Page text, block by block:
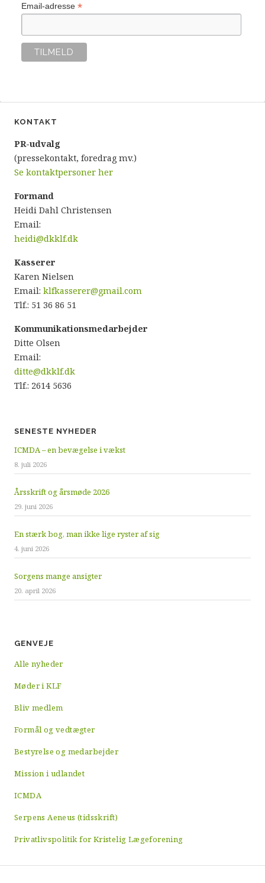
Email-adresse *
KONTAKT
PR-udvalg
(pressekontakt, foredrag mv.)
Se kontaktpersoner her
Formand
Heidi Dahl Christensen
Email:
heidi@dkklf.dk
Kasserer
Karen Nielsen
Email: klfkasserer@gmail.com
Tlf.: 51 36 86 51
Kommunikationsmedarbejder
Ditte Olsen
Email:
ditte@dkklf.dk
Tlf.: 2614 5636
SENESTE NYHEDER
ICMDA – en bevægelse i vækst
8. juli 2026
Årsskrift og årsmøde 2026
29. juni 2026
En stærk bog, man ikke lige ryster af sig
4. juni 2026
Sorgens mange ansigter
20. april 2026
GENVEJE
Alle nyheder
Møder i KLF
Bliv medlem
Formål og vedtægter
Bestyrelse og medarbejder
Mission i udlandet
ICMDA
Serpens Aeneus (tidsskrift)
Privatlivspolitik for Kristelig Lægeforening